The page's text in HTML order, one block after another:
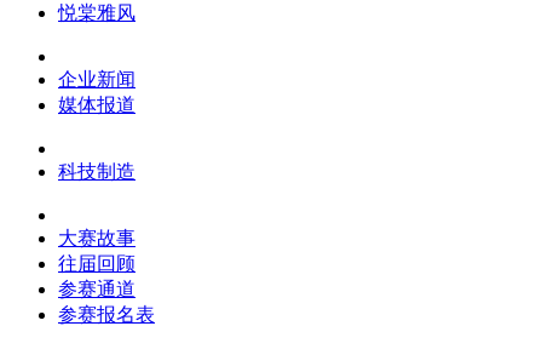
悦棠雅风
企业新闻
媒体报道
科技制造
大赛故事
往届回顾
参赛通道
参赛报名表